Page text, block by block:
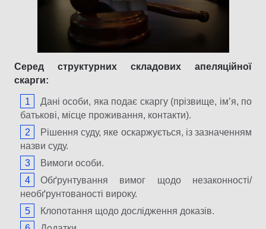
Серед структурних складових апеляційної
скарги:
Дані особи, яка подає скаргу (прізвище, ім’я, по
батькові, місце проживання, контакти).
Рішення суду, яке оскаржується, із зазначенням
назви суду.
Вимоги особи.
Обґрунтування вимог щодо незаконності/
необґрунтованості вироку.
Клопотання щодо дослідження доказів.